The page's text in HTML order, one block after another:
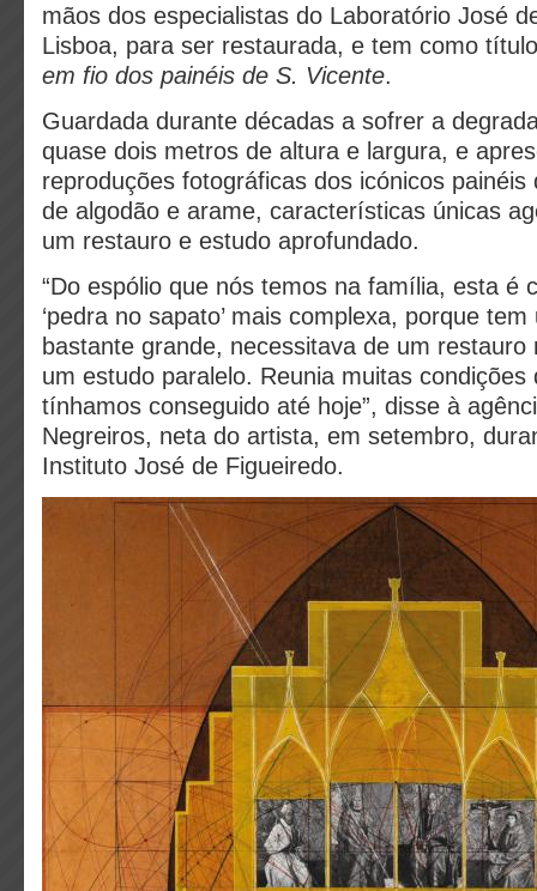
mãos dos especialistas do Laboratório José
Lisboa, para ser restaurada, e tem como
em fio dos painéis de S. Vicente.
Guardada durante décadas a sofrer a
quase dois metros de altura e largura, e
reproduções fotográficas dos icónicos painéis
de algodão e arame, características únicas
um restauro e estudo aprofundado.
“Do espólio que nós temos na família, esta é
‘pedra no sapato’ mais complexa, porque
bastante grande, necessitava de um restauro
um estudo paralelo. Reunia muitas condições
tínhamos conseguido até hoje”, disse à
Negreiros, neta do artista, em setembro,
Instituto José de Figueiredo.